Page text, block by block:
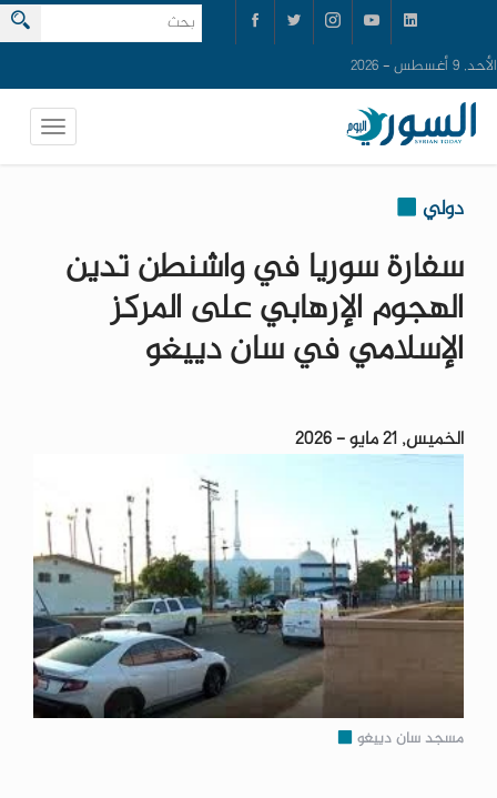
الأحد, 9 أغسطس - 2026
دولي
سفارة سوريا في واشنطن تدين
الهجوم الإرهابي على المركز
الإسلامي في سان دييغو
الخميس, 21 مايو - 2026
مسجد سان دييغو